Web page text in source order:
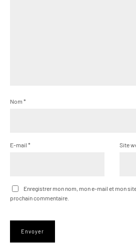
Nom *
E-mail * Site
Enregistrer mon nom, mon e-mail et mon
prochain commentaire.